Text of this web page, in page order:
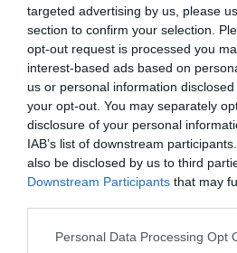
targeted advertising by us, please
section to confirm your selection.
opt-out request is processed you
interest-based ads based on
us or personal information
your opt-out. You may separately
disclosure of your personal
IAB’s list of downstream
also be disclosed by us to third
Downstream Participants that may
Personal Data Processing Opt
ΘΕΜΑΤΑ / ΝΕΑ
Εκδήλωση από